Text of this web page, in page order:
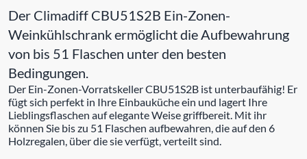
Der Climadiff CBU51S2B Ein-Zonen-
Weinkühlschrank ermöglicht die Aufbewahrung
von bis 51 Flaschen unter den besten
Bedingungen.
Der Ein-Zonen-Vorratskeller CBU51S2B ist unterbaufähig! Er
fügt sich perfekt in Ihre Einbauküche ein und lagert Ihre
Lieblingsflaschen auf elegante Weise griffbereit. Mit ihr
können Sie bis zu 51 Flaschen aufbewahren, die auf den 6
Holzregalen, über die sie verfügt, verteilt sind.